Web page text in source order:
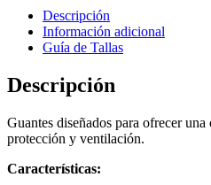
Descripción
Información adicional
Guía de Tallas
Descripción
Guantes diseñados para ofrecer una
protección y ventilación.
Características: